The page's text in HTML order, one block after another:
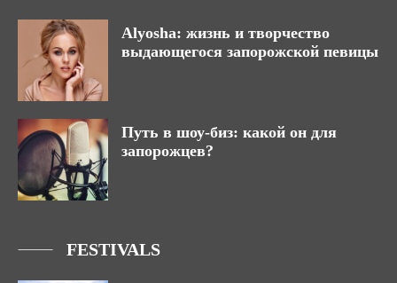
Alyosha: жизнь и творчество
выдающегося запорожской певицы
Путь в шоу-биз: какой он для
запорожцев?
FESTIVALS